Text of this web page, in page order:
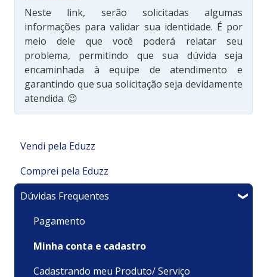
Neste link, serão solicitadas algumas
informações para validar sua identidade. É por
meio dele que você poderá relatar seu
problema, permitindo que sua dúvida seja
encaminhada à equipe de atendimento e
garantindo que sua solicitação seja devidamente
atendida. 😉
Vendi pela Eduzz
Minha Área de Membros
Integrações
Financeiro
Meu produto é um Evento
Sou um afiliado
Comprei pela Eduzz
Suporte Técnico
Pagamentos e Faturamento
Minha Conta
Recursos
Dúvidas Frequentes
Pagamento
Minha conta e cadastro
Cadastrando meu Produto/ Serviço